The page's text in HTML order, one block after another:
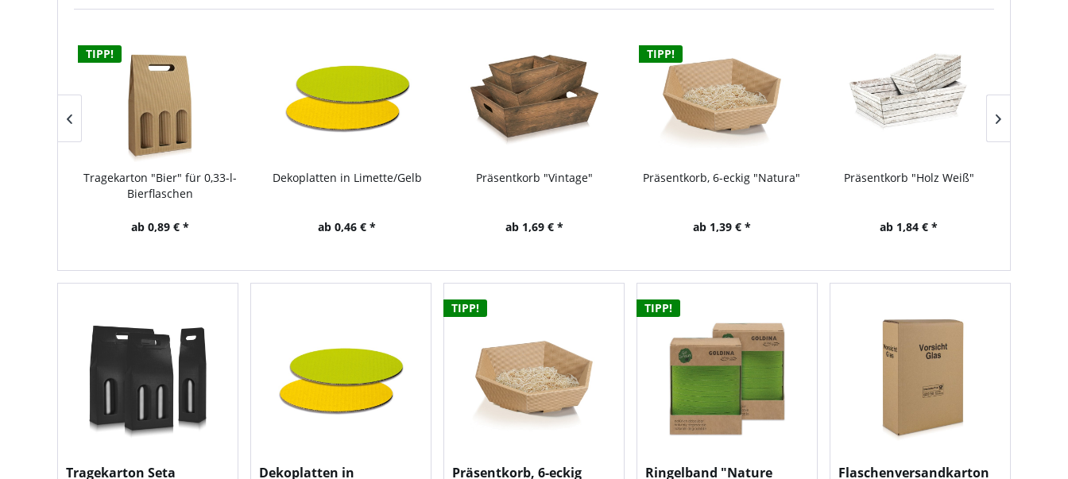
Tragekarton Seta
Dekoplatten in
Flaschenversandkarton
TIPP!
Ringelband "Nature
TIPP!
Tragekarton "Bier" für 0,33-l-
Bierflaschen
ab 0,89 € *
Dekoplatten in Limette/Gelb
ab 0,46 € *
Präsentkorb "Vintage"
ab 1,69 € *
TIPP!
Präsentkorb, 6-eckig "Natura"
ab 1,39 € *
Präsentkorb "Holz Weiß"
ab 1,84 € *
TIPP!
Präsentkorb, 6-eckig